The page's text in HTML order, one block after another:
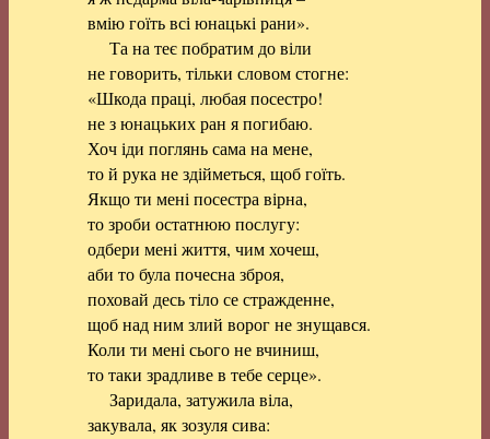
вмію гоїть всі юнацькі рани».
Та на теє побратим до віли
не говорить, тільки словом стогне:
«Шкода праці, любая посестро!
не з юнацьких ран я погибаю.
Хоч іди поглянь сама на мене,
то й рука не здійметься, щоб гоїть.
Якщо ти мені посестра вірна,
то зроби остатнюю послугу:
одбери мені життя, чим хочеш,
аби то була почесна зброя,
поховай десь тіло се стражденне,
щоб над ним злий ворог не знущався.
Коли ти мені сього не вчиниш,
то таки зрадливе в тебе серце».
Заридала, затужила віла,
закувала, як зозуля сива: